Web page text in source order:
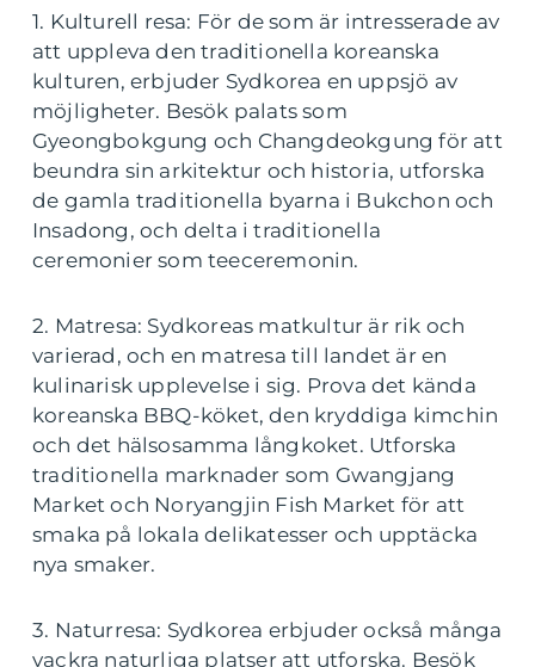
1. Kulturell resa: För de som är intresserade av
att uppleva den traditionella koreanska
kulturen, erbjuder Sydkorea en uppsjö av
möjligheter. Besök palats som
Gyeongbokgung och Changdeokgung för att
beundra sin arkitektur och historia, utforska
de gamla traditionella byarna i Bukchon och
Insadong, och delta i traditionella
ceremonier som teeceremonin.
2. Matresa: Sydkoreas matkultur är rik och
varierad, och en matresa till landet är en
kulinarisk upplevelse i sig. Prova det kända
koreanska BBQ-köket, den kryddiga kimchin
och det hälsosamma långkoket. Utforska
traditionella marknader som Gwangjang
Market och Noryangjin Fish Market för att
smaka på lokala delikatesser och upptäcka
nya smaker.
3. Naturresa: Sydkorea erbjuder också många
vackra naturliga platser att utforska. Besök